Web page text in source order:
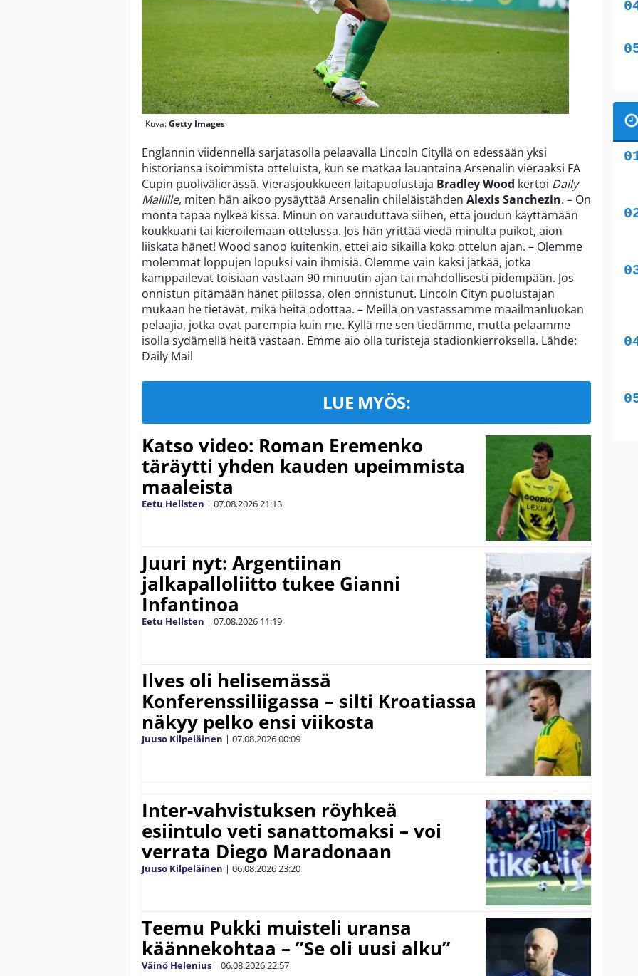
Kuva:Getty Images
Englannin viidennellä sarjatasolla pelaavalla Lincoln Cityllä on edessään yksi
historiansa isoimmista otteluista, kun se matkaa lauantaina Arsenalin vieraaksi FA
Cupin puolivälierässä. Vierasjoukkueen laitapuolustaja Bradley Wood kertoi Daily
Mailille, miten hän aikoo pysäyttää Arsenalin chileläistähden Alexis Sanchezin. – On
monta tapaa nylkeä kissa. Minun on varauduttava siihen, että joudun käyttämään
koukkuani tai kieroilemaan ottelussa. Jos hän yrittää viedä minulta puikot, aion
liiskata hänet! Wood sanoo kuitenkin, ettei aio sikailla koko ottelun ajan. – Olemme
molemmat loppujen lopuksi vain ihmisiä. Olemme vain kaksi jätkää, jotka
kamppailevat toisiaan vastaan 90 minuutin ajan tai mahdollisesti pidempään. Jos
onnistun pitämään hänet piilossa, olen onnistunut. Lincoln Cityn puolustajan
mukaan he tietävät, mikä heitä odottaa. – Meillä on vastassamme maailmanluokan
pelaajia, jotka ovat parempia kuin me. Kyllä me sen tiedämme, mutta pelaamme
isolla sydämellä heitä vastaan. Emme aio olla turisteja stadionkierroksella. Lähde:
Daily Mail
LUE MYÖS:
Katso video: Roman Eremenko
täräytti yhden kauden upeimmista
maaleista
Eetu Hellsten | 07.08.202621:13
Juuri nyt: Argentiinan
jalkapalloliitto tukee Gianni
Infantinoa
Eetu Hellsten | 07.08.2026 11:19
Ilves oli helisemässä
Konferenssiliigassa – silti Kroatiassa
näkyy pelko ensi viikosta
Juuso Kilpeläinen | 07.08.202600:09
Inter-vahvistuksen röyhkeä
esiintulo veti sanattomaksi – voi
verrata Diego Maradonaan
Juuso Kilpeläinen | 06.08.202623:20
Teemu Pukki muisteli uransa
käännekohtaa – ”Se oli uusi alku”
Väinö Helenius | 06.08.202622:57